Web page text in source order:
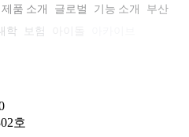
제품 소개 글로벌 기능 소개
부산
학 보험
호